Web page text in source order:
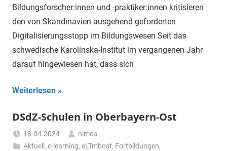
Bildungsforscher:innen und -praktiker:innen kritisieren
den von Skandinavien ausgehend geforderten
Digitalisierungsstopp im Bildungswesen Seit das
schwedische Karolinska-Institut im vergangenen Jahr
darauf hingewiesen hat, dass sich
Weiterlesen
DSdZ-Schulen in Oberbayern-Ost
18.04.2024
nimda
Aktuell ,e-learning,eLTmbost, Fortbildungen,